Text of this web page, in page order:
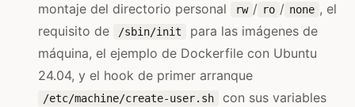
montaje del directorio personal
rw / ro / none , el
requisito de
/sbin/init
para las imágenes de
máquina, el ejemplo de Dockerfile con Ubuntu
24.04, y el hook de primer arranque
/etc/machine/create-user.sh con sus variables